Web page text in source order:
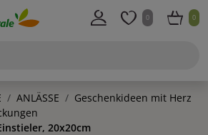
0 0
ANLÄSSE
Geschenkideen mit Herz
20x20cm